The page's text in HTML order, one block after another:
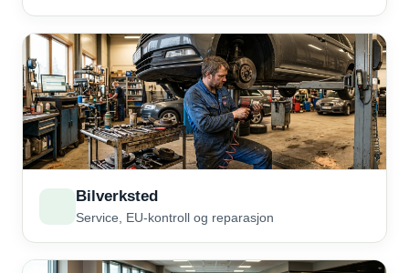
Bilverksted
Service, EU-kontroll og reparasjon